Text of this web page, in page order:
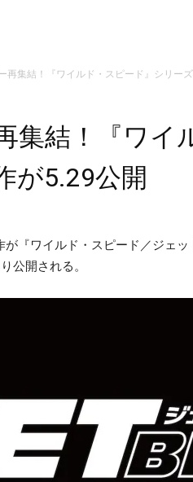
再集結！『ワイルド・スピード』シリー
集結！『ワイ
が5.29公開
が『ワイルド・スピード／ジェ
公開される。